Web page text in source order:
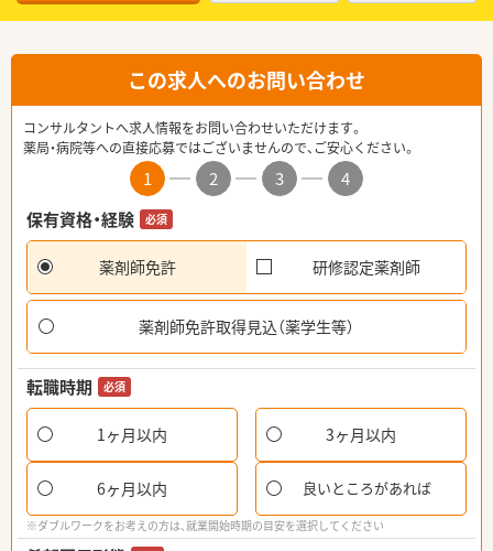
この求人へのお問い合わせ
コンサルタントへ求人情報をお問い合わせいただけます。
薬局・病院等への直接応募ではございませんので、ご安心ください。
1 2 3
4
保有資格・経験
必須
薬剤師免許 研修認定薬剤師
薬剤師免許取得見込（薬学生等）
転職時期 必須
1ヶ月以内 3ヶ月以内
6ヶ月以内 良いところがあれば
※ダブルワークをお考えの方は、就業開始時期の目安を選択してください